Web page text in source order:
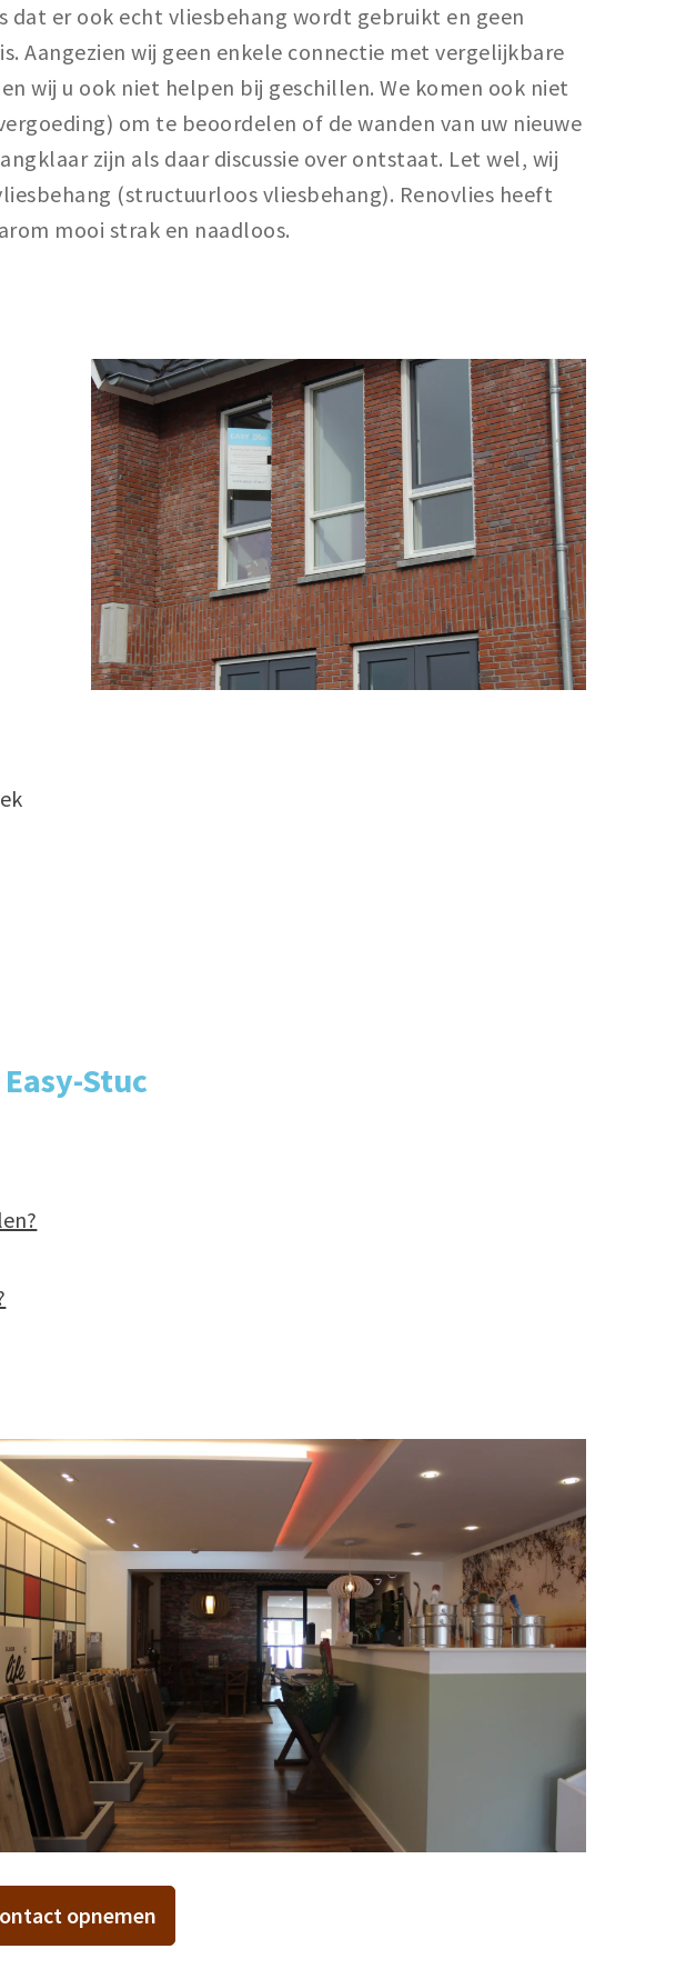
dat er ook echt vliesbehang wordt gebruikt en geen
Aangezien wij geen enkele connectie met vergelijkbare
wij u ook niet helpen bij geschillen. We komen ook niet
om te beoordelen of de wanden van uw nieuwe
zijn als daar discussie over ontstaat. Let wel, wij
(structuurloos vliesbehang). Renovlies heeft
mooi strak en naadloos.
Stuc
opnemen